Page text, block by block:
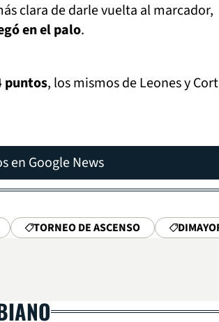
clara de darle vuelta al marcador,
en el palo.
puntos, los mismos de Leones y
en Google News
TORNEO DE ASCENSO